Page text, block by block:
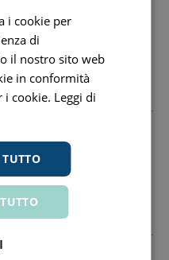
e calore.
36 mesi.
www.curaseptspa.it
21047 Saronno Va
Email:
i cookie per
di
il nostro sito web
in conformità
i cookie. Leggi di